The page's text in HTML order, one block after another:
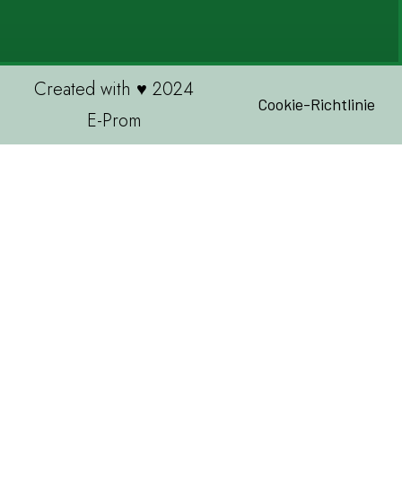
Created with ♥ 2024
E-Prom
Cookie-Richtlinie